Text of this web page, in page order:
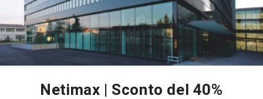
Netimax | Sconto del 40%